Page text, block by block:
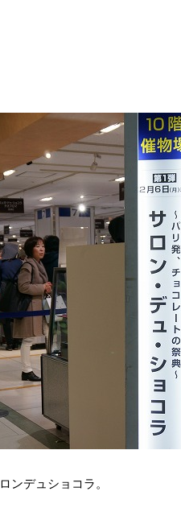
ンデュショコラ。